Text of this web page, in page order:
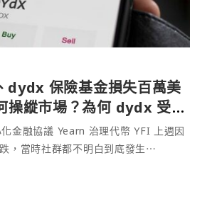
dydx 保險基金損失百萬美
操縱市場？為何 dydx 受害
，當時社群都不明白到底發生⋯